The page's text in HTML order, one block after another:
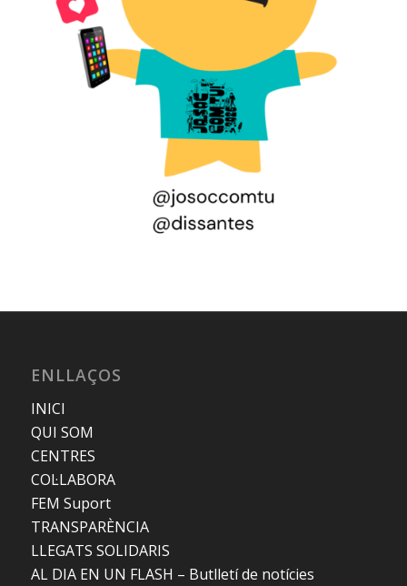
ENLLAÇOS
INICI
QUI SOM
CENTRES
COL·LABORA
FEM Suport
TRANSPARÈNCIA
LLEGATS SOLIDARIS
AL DIA EN UN FLASH – Butlletí de notícies